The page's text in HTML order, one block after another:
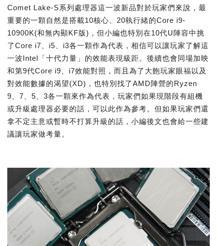
Comet Lake-S系列處理器這一波新品對於玩家們來說，最
重要的一顆自然是搭載10核心、20執行緒的Core i9-
10900K(和無內顯KF版)，但小編也特別在10代U陣容中挑
了Core i7、i5、i3各一顆作為代表，相信可以讓玩家了解這
一波Intel「十代力量」的效能表現級距。後續也會同場加映
和第9代Core i9、i7效能對照，而且為了大飽玩家眼福以及
對效能數據的渴望(XD)，也特別找了AMD陣營的Ryzen
9、7、5、3各一顆來作為代表，玩家們如果現階段有組機
或升級處理器必要的話，可以此作為參考。但如果玩家們還
拿不定主意或暫時不打算升級的話，小編後文也會給一些建
議讓玩家做考量。